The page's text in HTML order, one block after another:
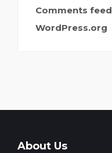
Comments feed
WordPress.org
About Us